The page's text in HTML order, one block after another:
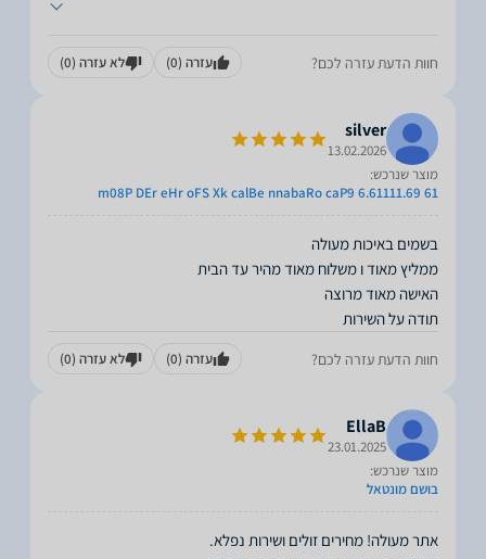
חוות הדעת עזרה לכם? עזרה (0) לא עזרה (0)
silver
13.02.2026
מוצר שנרכש:
m08P DEr eHr oFS Xk calBe nnabaRo caP9 6.61111.69 61
תודה על השירות
חוות הדעת עזרה לכם? עזרה (0) לא עזרה (0)
EllaB
23.01.2025
מוצר שנרכש:
בושם מונטאל